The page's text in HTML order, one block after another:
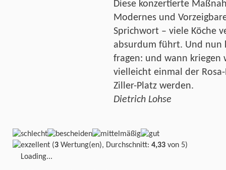
Diese konzertierte
Modernes und
Sprichwort – viele Köche
absurdum führt. Und nun
fragen: und wann kriegen
vielleicht einmal der
Ziller-Platz werden.
Dietrich Lohse
(3 Wertung(en), Durchschnitt: 4,33 von 5)
Loading...